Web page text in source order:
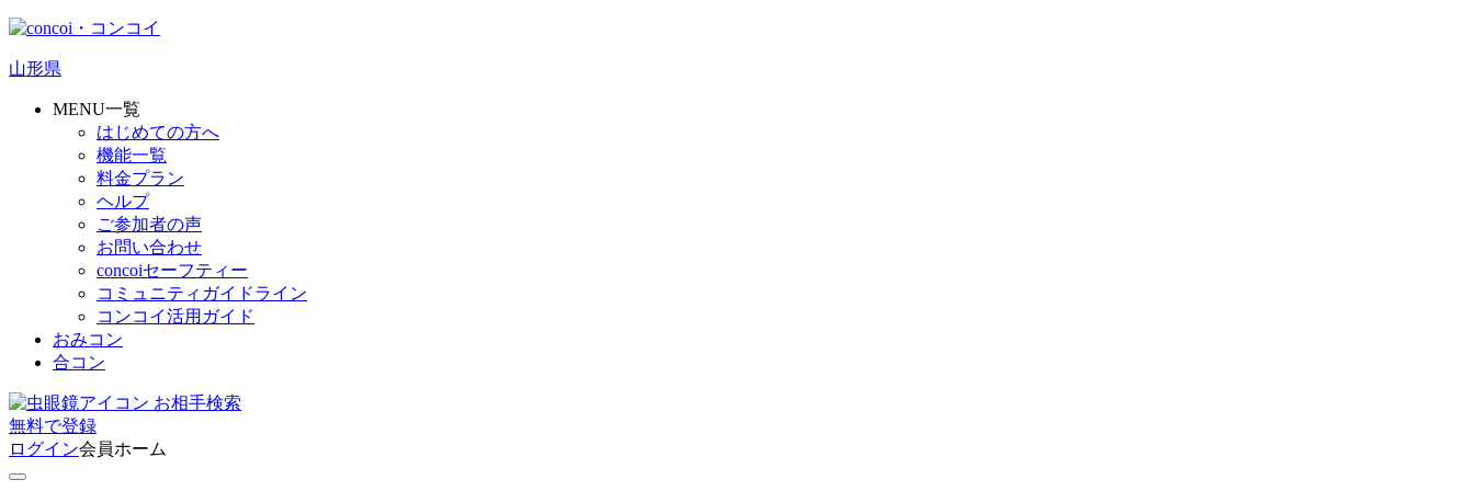
山形県
MENU一覧
はじめての方へ
機能一覧
料金プラン
ヘルプ
ご参加者の声
お問い合わせ
concoiセーフティー
コミュニティガイドライン
コンコイ活用ガイド
おみコン
合コン
お相手検索
無料で登録
ログイン会員ホーム